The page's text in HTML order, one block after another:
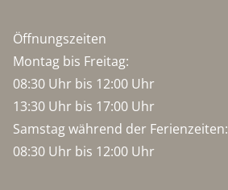
Öffnungszeiten
Montag bis Freitag:
08:30 Uhr bis 12:00 Uhr
13:30 Uhr bis 17:00 Uhr
Samstag während der Ferienzeiten:
08:30 Uhr bis 12:00 Uhr